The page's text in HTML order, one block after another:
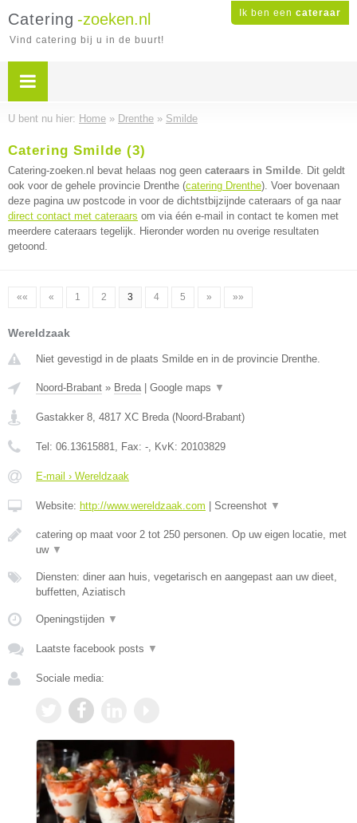
Ik ben een cateraar
Catering -zoeken.nl
Vind catering bij u in de buurt!
U bent nu hier: Home » Drenthe » Smilde
Catering Smilde (3)
Catering-zoeken.nl bevat helaas nog geen cateraars in Smilde. Dit geldt
ook voor de gehele provincie Drenthe (catering Drenthe). Voer bovenaan
deze pagina uw postcode in voor de dichtstbijzijnde cateraars of ga naar
direct contact met cateraars om via één e-mail in contact te komen met
meerdere cateraars tegelijk. Hieronder worden nu overige resultaten
getoond.
«« « 1 2 3 4 5 » »»
Wereldzaak
Niet gevestigd in de plaats Smilde en in de provincie Drenthe.
Noord-Brabant » Breda| Google maps ▼
Gastakker 8, 4817 XC Breda(Noord-Brabant)
Tel: 06.13615881, Fax: -, KvK: 20103829
E-mail › Wereldzaak
Website: http://www.wereldzaak.com Screenshot ▼
catering op maat voor 2 tot 250 personen. Op uw eigen locatie, met
uw ▼
Diensten: diner aan huis, vegetarisch en aangepast aan uw dieet,
buffetten, Aziatisch
Openingstijden ▼
Laatste facebook posts ▼
Sociale media: